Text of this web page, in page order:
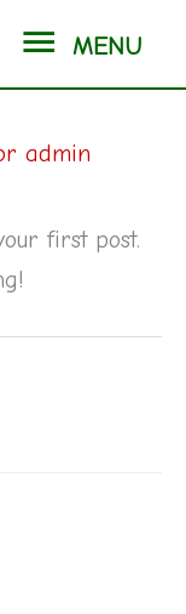
MENU
MENU
admin
first post.